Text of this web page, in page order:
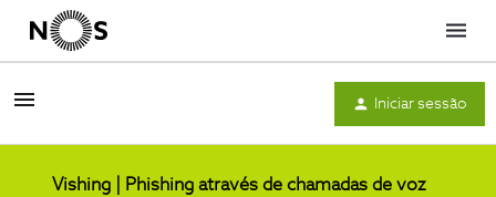
Menu
Iniciar sessão
Vishing | Phishing através de chamadas de voz